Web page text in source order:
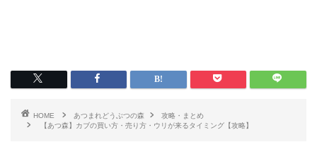
HOME あつまれどうぶつの森
攻略・まとめ
【あつ森】カブの買い方・売り方・ウリが来るタイミング【攻略】